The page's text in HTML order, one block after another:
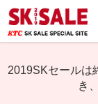
文
ま
で
キ2019SKセールは
き